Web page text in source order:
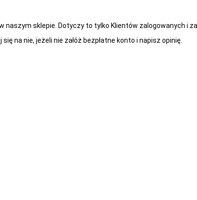
sklepie. Dotyczy to tylko Klientów zalogowanych i
na nie, jeżeli nie załóż bezpłatne konto i napisz opinię.